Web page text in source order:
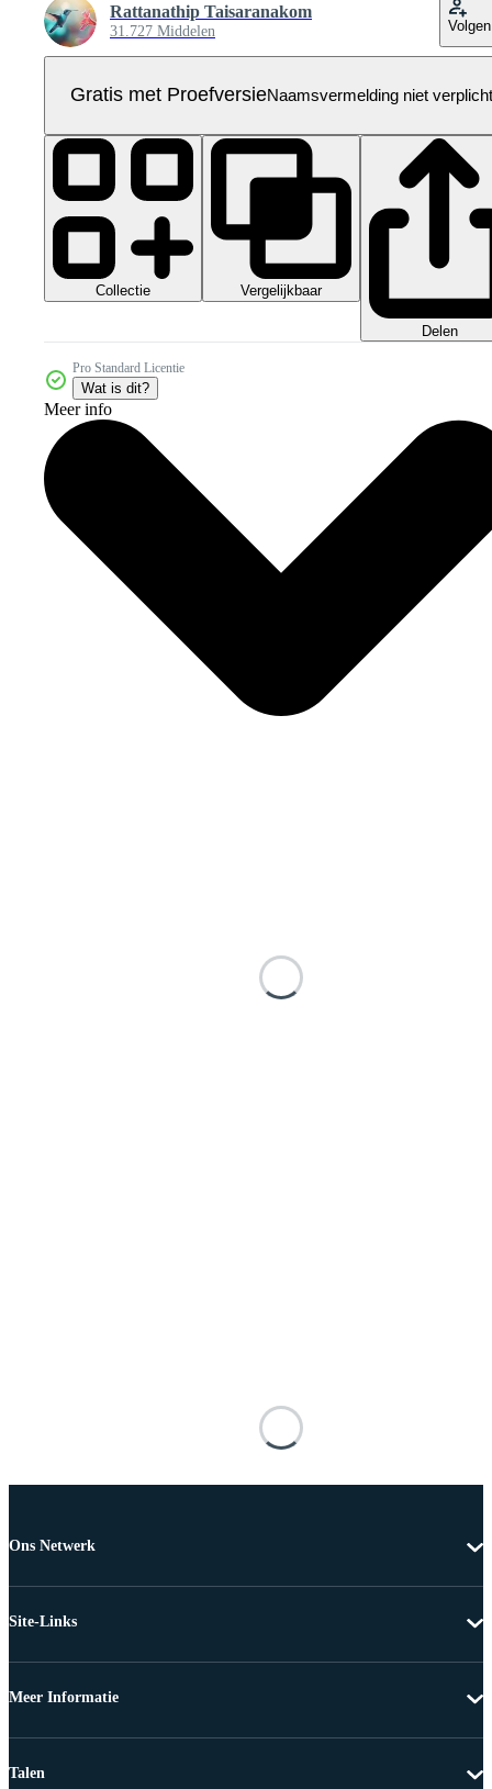
Rattanathip Taisaranakom
31.727 Middelen Volgen
Gratis met ProefversieNaamsvermelding niet verplicht
Collectie Vergelijkbaar
Delen
Pro Standard Licentie
Wat is dit?
Meer info
Ons Netwerk
Site-Links
Meer Informatie
Talen